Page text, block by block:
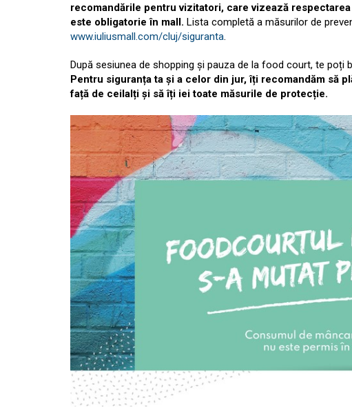
recomandările pentru vizitatori, care vizează
este obligatorie în mall. Lista completă a măsurilor de
www.iuliusmall.com/cluj/siguranta.
După sesiunea de shopping și pauza de la food court, te poți
Pentru siguranța ta și a celor din jur, îți recomandăm să
față de ceilalți și să îți iei toate măsurile de protecție.